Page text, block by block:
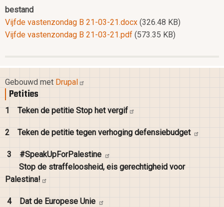
bestand
Vijfde vastenzondag B 21-03-21.docx (326.48 KB)
Vijfde vastenzondag B 21-03-21.pdf (573.35 KB)
Gebouwd met Drupal
Petities
1 Teken de petitie Stop hetvergif
2 Teken de petitie tegen verhoging defensiebudget
3
#SpeakUpForPalestine
Stop de straffeloosheid, eis gerechtigheid voor
Palestina!
4 Dat de Europese Unie